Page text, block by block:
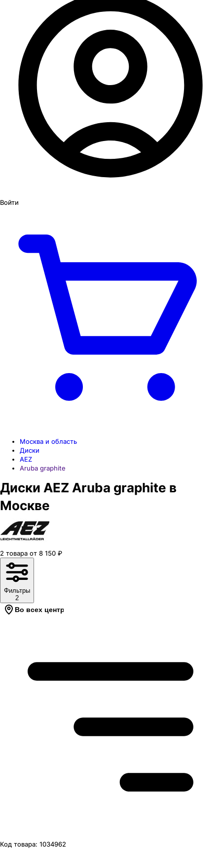
Войти
Москва и область
Диски
AEZ
Aruba graphite
Диски AEZ Aruba graphite в
Москве
2 товара от 8 150 ₽
Фильтры
2
Во всех центрах
Код товара: 1034962